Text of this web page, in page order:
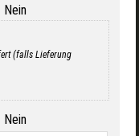
Nein
(falls Lieferung
Nein